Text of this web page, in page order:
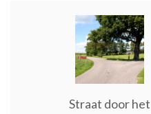
Straat door het